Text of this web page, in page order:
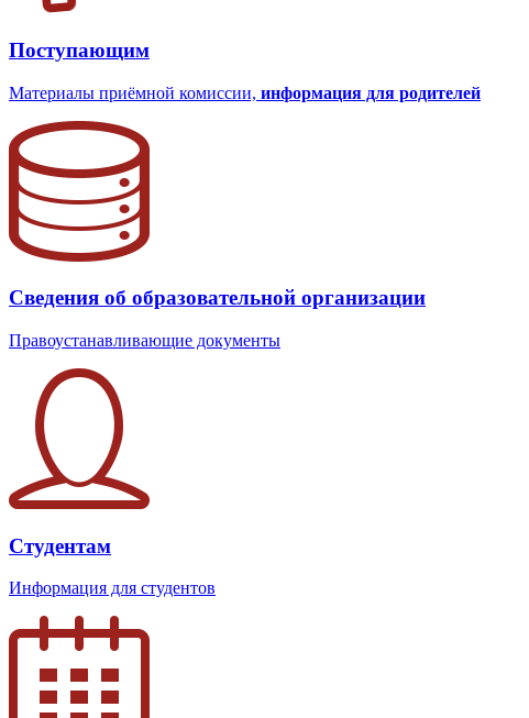
Поступающим
Материалы приёмной комиссии, информация для родителей
Сведения об образовательной организации
Правоустанавливающие документы
Студентам
Информация для студентов